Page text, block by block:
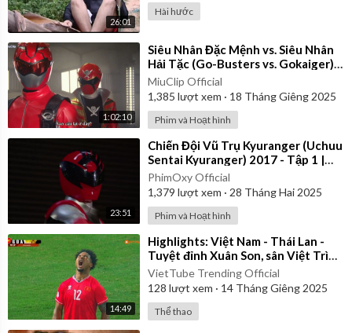
26:01
Hài hước
1:02:10
⁣Siêu Nhân Đặc Mệnh vs. Siêu Nhân
Hải Tặc (Go-Busters vs. Gokaiger) |
Vietsub
MiuClip Official
1,385 lượt xem · 18 Tháng Giêng 2025
Phim và Hoạt hình
23:51
⁣Chiến Đội Vũ Trụ Kyuranger (Uchuu
Sentai Kyuranger) 2017 - Tập 1 |
Thuyết Minh
PhimOxy Official
1,379 lượt xem · 28 Tháng Hai 2025
Phim và Hoạt hình
14:49
⁣Highlights: Việt Nam - Thái Lan -
Tuyệt đỉnh Xuân Son, sân Việt Trì
vỡ òa
VietTube Trending Official
128 lượt xem · 14 Tháng Giêng 2025
Thể thao